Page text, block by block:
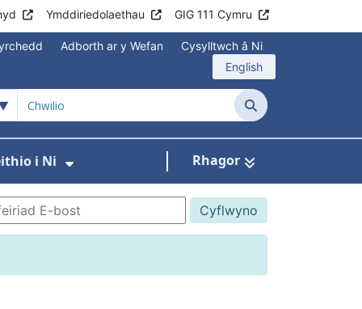
Ymddiriedolaethau GIG 111 Cymru
Adborth ar y Wefan
Cysylltwch â Ni
English
Chwilio
i Ni Rhagor